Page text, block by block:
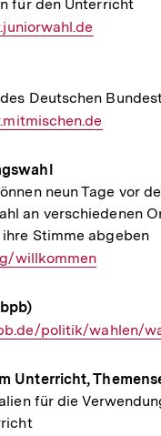
für den Unterricht
Deutschen
neun Tage vor
an verschiedenen
Stimme abgeben
willkommen
politik/wahlen/
Unterricht,
für die